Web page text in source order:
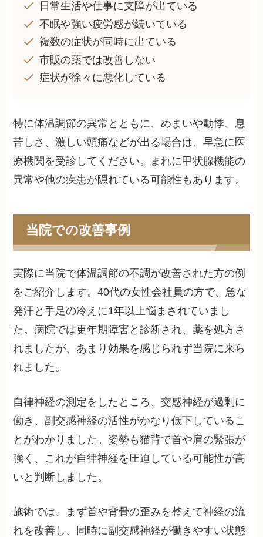
日常生活や仕事に支障が出ている
不眠や強い疲労感が続いている
複数の症状が同時に出ている
市販の薬では改善しない
症状が徐々に悪化している
特に体温調節の異常とともに、めまいや動悸、息
苦しさ、激しい頭痛などが出る場合は、早急に医
療機関を受診してください。まれに甲状腺機能の
異常や他の疾患が隠れている可能性もあります。
当院での改善事例
実際に当院で体温調節の不調が改善された方の例
をご紹介します。40代の女性会社員の方で、急な
発汗と手足の冷えに1年以上悩まされていまし
た。病院では更年期障害と診断され、薬を処方さ
れましたが、あまり効果を感じられず当院に来ら
れました。
自律神経の測定をしたところ、交感神経が過剰に
働き、副交感神経の活性がかなり低下しているこ
とがわかりました。姿勢も猫背で首や肩の緊張が
強く、これが自律神経を圧迫している可能性が高
いと判断しました。
施術では、まず首や背骨の歪みを整えて神経の流
れを改善し、同時に副交感神経が働きやすい状態